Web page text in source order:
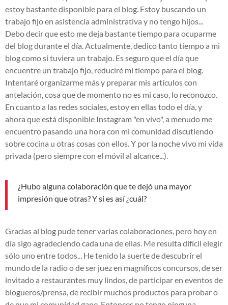
estoy bastante disponible para el blog. Estoy buscando un
trabajo fijo en asistencia administrativa y no tengo hijos...
Debo decir que esto me deja bastante tiempo para ocuparme
del blog durante el día. Actualmente, dedico tanto tiempo a mi
blog como si tuviera un trabajo. Es seguro que el día que
encuentre un trabajo fijo, reduciré mi tiempo para el blog.
Intentaré organizarme más y preparar mis artículos con
antelación, cosa que de momento no es mi caso, lo reconozco.
En cuanto a las redes sociales, estoy en ellas todo el día, y
ahora que está disponible Instagram "en vivo", a menudo me
encuentro pasando una hora con mi comunidad discutiendo
sobre cocina u otras cosas con ellos. Y por la noche vivo mi vida
privada (pero siempre con el móvil al alcance...).
¿Hubo alguna colaboración que te dejó una mayor
impresión que otras? Y si es así ¿cuál?
Gracias al blog pude tener varias colaboraciones, pero hoy en
día sigo agradeciendo cada una de ellas. Me resulta difícil elegir
sólo uno entre todos... He tenido la suerte de descubrir el
mundo de la radio o de ser juez en magníficos concursos, de ser
invitado a restaurantes muy lindos, de participar en eventos de
blogueros/prensa, de recibir muchos productos para probar o